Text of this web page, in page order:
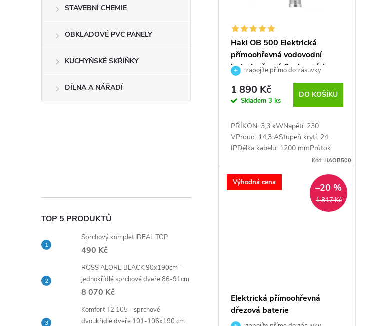
STAVEBNÍ CHEMIE
OBKLADOVÉ PVC PANELY
KUCHYŇSKÉ SKŘÍŇKY
DÍLNA A NÁŘADÍ
TOP 5 PRODUKTŮ
Sprchový komplet IDEAL TOP
490 Kč
ROSS ALORE BLACK 90x190cm -
jednokřídlé sprchové dveře 86-91cm
8 070 Kč
Komfort T2 105 - sprchové
dvoukřídlé dveře 101-106x190 cm
k
Hakl OB 500 Elektrická
přímoohřevná vodovodní
baterie, černé flexi ramínko
zapojíte přímo do zásuvky
1 890 Kč
Skladem 3 ks
DO KOŠÍKU
PŘÍKON: 3,3 kWNapětí: 230
VProud: 14,3 AStupeň krytí: 24
IPDélka kabelu: 1200 mmPrůtok
Kód:HAOB500
Výhodná cena
1 817 Kč
–20 %
Elektrická přímoohřevná
dřezová baterie